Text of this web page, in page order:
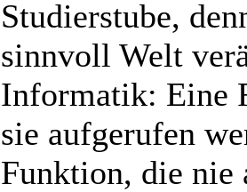
Studierstube,
sinnvoll Welt
Informatik: Eine
sie aufgerufen
Funktion, die nie